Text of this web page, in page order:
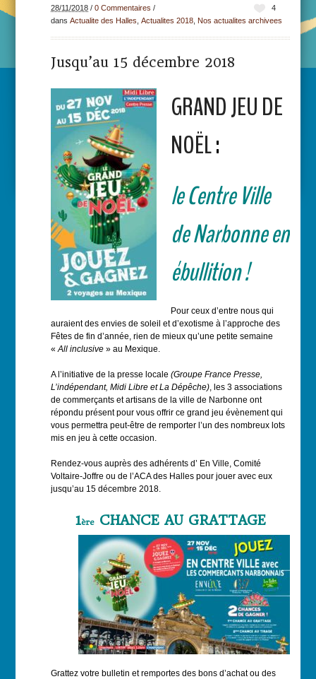
4
28/11/2018 /0 Commentaires /
dansActualite des Halles ,Actualites 2018 Nos actualites archivees
Jusqu’au 15 décembre 2018
GRAND JEU DE
NOËL:
le Centre Ville
de Narbonne en
ébullition !
Pour ceux d’entre nous qui
auraient des envies de soleil et d’exotisme à l’approche des
Fêtes de fin d’année, rien de mieux qu’une petite semaine
«All inclusive » au Mexique.
A l’initiative de la presse locale (Groupe France Presse,
L’indépendant, Midi Libre et La Dépêche), les 3 associations
de commerçants et artisans de la ville de Narbonne ont
répondu présent pour vous offrir ce grand jeu évènement qui
vous permettra peut-être de remporter l’un des nombreux lots
mis en jeu à cette occasion.
Rendez-vous auprès des adhérents d’ En Ville, Comité
Voltaire-Joffre ou de l’ACA des Halles pour joueravec eux
jusqu’au 15 décembre 2018.
1èreCHANCE AU GRATTAGE
Grattez votre bulletin et remportes des bons d’achat ou des